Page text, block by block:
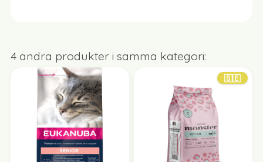
4 andra produkter i samma kategori:
🇸🇪